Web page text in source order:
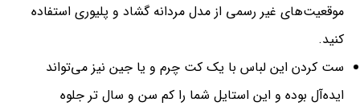
موقعیت‌های غیر رسمی از مدل مردانه گشاد و پلیوری استفاده
کنید.
ست کردن این لباس با یک کت چرم و یا جین نیز می‌تواند
ایده‌آل بوده و این استایل شما را کم سن و سال تر جلوه